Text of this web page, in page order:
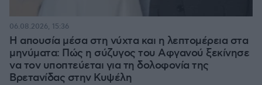
Η απουσία μέσα στη νύχτα και η λεπτομέρεια στα
μηνύματα: Πώς η σύζυγος του Αφγανού ξεκίνησε
να τον υποπτεύεται για τη δολοφονία της
Βρετανίδας στην Κυψέλη
06.08.2026, 15:36